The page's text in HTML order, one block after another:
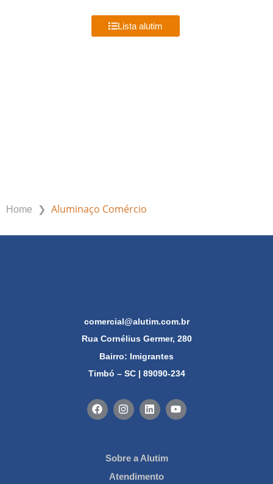
Lista alutim
Home ❯ Aluminaço Comércio
comercial@alutim.com.br
Rua Cornélius Germer, 280
Bairro: Imigrantes
Timbó – SC | 89090-234
Sobre a Alutim
Atendimento